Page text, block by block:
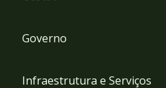
Governo
Infraestrutura e Serviços